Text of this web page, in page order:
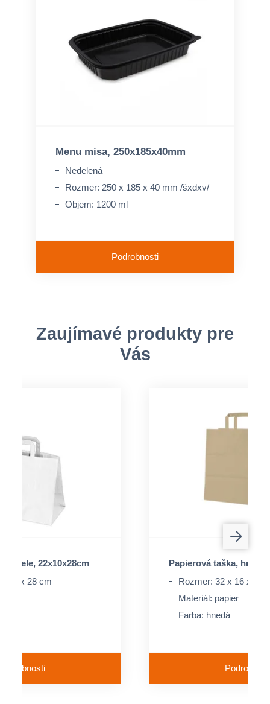
Menu misa, 250x185x40mm
Nedelená
Rozmer: 250 x 185 x 40 mm /šxdxv/
Objem: 1200 ml
Podrobnosti
Zaujímavé produkty pre
Vás
biele, 22x10x28cm
10 x 28 cm
Papierová taška,
Rozmer: 32 x 16 x 39
Materiál: papier
Farba: hnedá